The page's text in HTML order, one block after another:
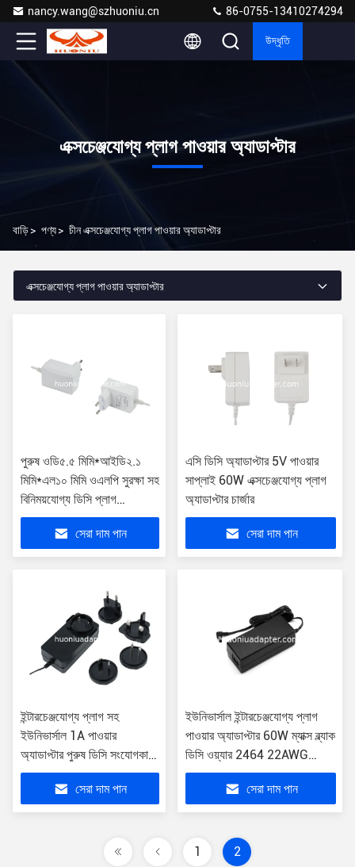
nancy.wang@szhuoniu.cn 86-0755-13410274294
উদ্ধৃতি
এক্সচেঞ্জযোগ্য প্লাগ পাওয়ার অ্যাডাপ্টার
বাড়ি> পণ্য> চীন এক্সচেঞ্জযোগ্য প্লাগ পাওয়ার অ্যাডাপ্টার
এক্সচেঞ্জযোগ্য প্লাগ পাওয়ার অ্যাডাপ্টার
পুরুষ ওডি৫.৫ মিমি*আইডি২.১
মিমি*এল১০ মিমি ওএলপি সুরক্ষা সহ
বিনিময়যোগ্য ডিসি প্লাগ
অ্যাডাপ্টার
সেরা দাম পান
এসি ডিসি অ্যাডাপ্টার 5V পাওয়ার
সাপ্লাই 60W এক্সচেঞ্জযোগ্য প্লাগ
অ্যাডাপ্টার চার্জার
সেরা দাম পান
ইন্টারচেঞ্জযোগ্য প্লাগ সহ
ইউনিভার্সাল 1A পাওয়ার
অ্যাডাপ্টার পুরুষ ডিসি সংযোগকারী
100-240V ইনপুট ভোল্টেজ
সেরা দাম পান
ইউনিভার্সাল ইন্টারচেঞ্জযোগ্য প্লাগ
পাওয়ার অ্যাডাপ্টার 60W ম্যাক্স ব্ল্যাক
ডিসি ওয়্যার 2464 22AWG
1.2M AU EU US UK
Version OCP OLP OVP
সেরা দাম পান
1 2